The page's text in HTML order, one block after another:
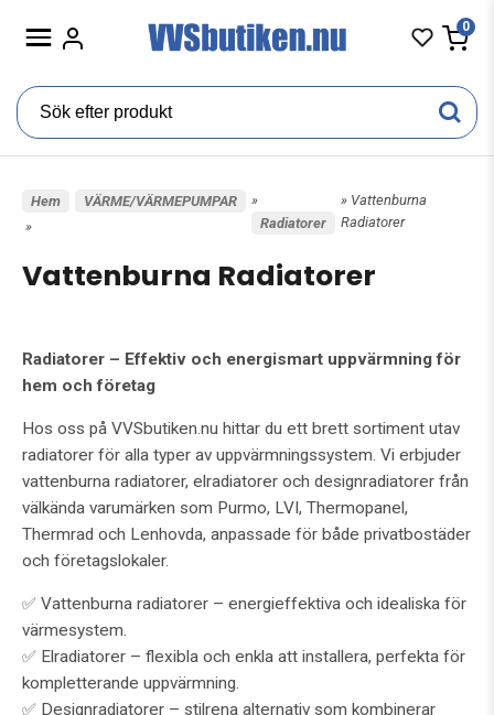
0
Hem
»
VÄRME/VÄRMEPUMPAR
»
Radiatorer
» Vattenburna
Radiatorer
Vattenburna Radiatorer
Radiatorer – Effektiv och energismart uppvärmning för
hem och företag
Hos oss på VVSbutiken.nu hittar du ett brett sortiment utav
radiatorer för alla typer av uppvärmningssystem. Vi erbjuder
vattenburna radiatorer, elradiatorer och designradiatorer från
välkända varumärken som Purmo, LVI, Thermopanel,
Thermrad och Lenhovda, anpassade för både privatbostäder
och företagslokaler.
✅ Vattenburna radiatorer – energieffektiva och idealiska för
värmesystem.
✅ Elradiatorer – flexibla och enkla att installera, perfekta för
kompletterande uppvärmning.
✅ Designradiatorer – stilrena alternativ som kombinerar